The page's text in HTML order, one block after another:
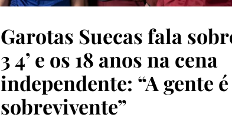
Garotas Suecas fala
3 4’ e os 18 anos na cena
independente: “A gente é
sobrevivente”